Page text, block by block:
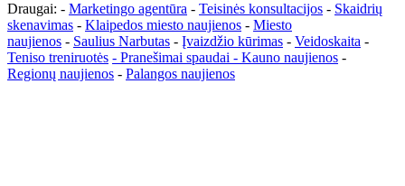
Draugai: - Marketingo agentūra - Teisinės konsultacijos - Skaidrių
skenavimas - Klaipedos miesto naujienos - Miesto
naujienos - Saulius Narbutas - Įvaizdžio kūrimas - Veidoskaita -
Teniso treniruotės - Pranešimai spaudai - Kauno naujienos -
Regionų naujienos - Palangos naujienos